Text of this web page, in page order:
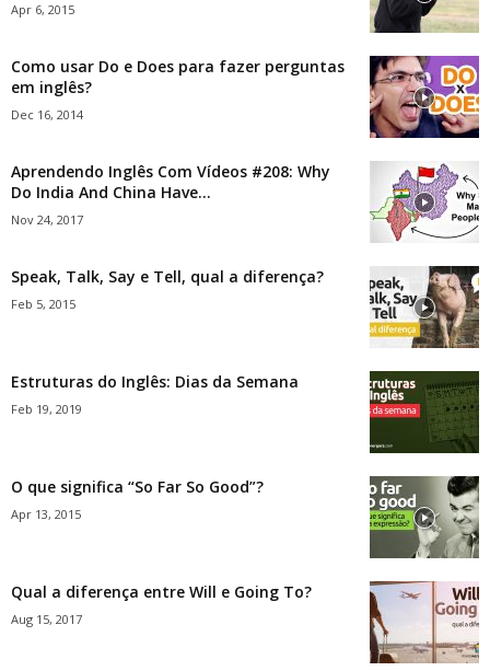
Apr 6, 2015
Como usar Do e Does para fazer perguntas
em inglês?
Dec 16, 2014
Aprendendo Inglês Com Vídeos #208: Why
Do India And China Have...
Nov 24, 2017
Speak, Talk, Say e Tell, qual a diferença?
Feb 5, 2015
Estruturas do Inglês: Dias da Semana
Feb 19, 2019
O que significa “So Far So Good”?
Apr 13, 2015
Qual a diferença entre Will e Going To?
Aug 15, 2017